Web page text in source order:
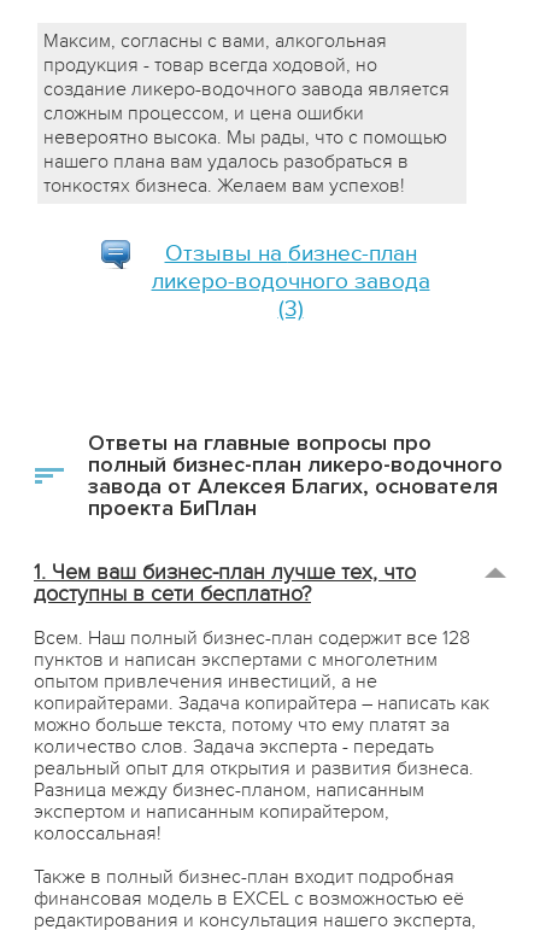
Максим, согласны с вами, алкогольная
продукция - товар всегда ходовой, но
создание ликеро-водочного завода является
сложным процессом, и цена ошибки
невероятно высока. Мы рады, что с помощью
нашего плана вам удалось разобраться в
тонкостях бизнеса. Желаем вам успехов!
Отзывы на бизнес-план
ликеро-водочного завода
(3)
Ответы на главные вопросы про
полный бизнес-план ликеро-водочного
завода от Алексея Благих, основателя
проекта БиПлан
1. Чем ваш бизнес-план лучше тех, что
доступны в сети бесплатно?
Всем. Наш полный бизнес-план содержит все 128
пунктов и написан экспертами с многолетним
опытом привлечения инвестиций, а не
копирайтерами. Задача копирайтера – написать как
можно больше текста, потому что ему платят за
количество слов. Задача эксперта - передать
реальный опыт для открытия и развития бизнеса.
Разница между бизнес-планом, написанным
экспертом и написанным копирайтером,
колоссальная!
Также в полный бизнес-план входит подробная
финансовая модель в EXCEL с возможностью её
редактирования и консультация нашего эксперта,